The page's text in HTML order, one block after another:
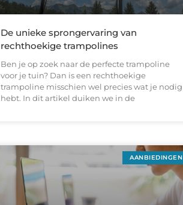
De unieke sprongervaring van
rechthoekige trampolines
Ben je op zoek naar de perfecte trampoline
voor je tuin? Dan is een rechthoekige
trampoline misschien wel precies wat je nodig
hebt. In dit artikel duiken we in de
AANBIEDINGEN